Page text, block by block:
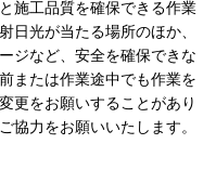
施工品質を確保できる作業
日光が当たる場所のほか、
ジなど、安全を確保できな
または作業途中でも作業を
更をお願いすることがあり
協力をお願いいたします。